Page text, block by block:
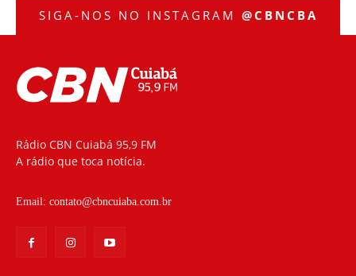
SIGA-NOS NO INSTAGRAM @CBNCBA
Rádio CBN Cuiabá 95,9 FM
A rádio que toca notícia.
Email: contato@cbncuiaba.com.br